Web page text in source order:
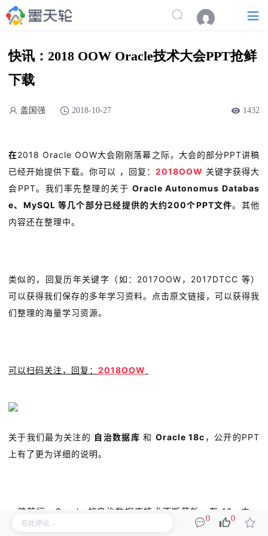
快讯：2018 OOW Oracle技术大会PPT抢鲜
下载
盖国强 2018-10-27 1432
在2018 Oracle OOW大会刚刚落幕之际，大会的部分PPT讲稿
已经开始提供下载。你可以 ，回复： 2018OOW 关键字获得大
会PPT。我们率先整理的关于 Oracle Autonomus Databas
e、MySQL 等几个部分已经提供的大约200个PPT文件。其他
内容还在整理中。
类似的，回复历年关键字（如：2017OOW，2017DTCC 等）
可以获得我们保存的多年学习资料。点击原文链接，可以获得我
们整理的海量学习资源。
可以扫码关注，回复： 2018OOW
关于我们最为关注的 自治数据库 和Oracle 18c ，公开的PPT
上有了更为详细的说明。
一路前行，Oracle 的自治数据库技术不断革新，在 18c 中，
自动的列存 Flash 存储增强，自动的 IM 填充，自动的应用连
0 0